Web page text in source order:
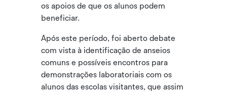
os apoios de que os alunos podem
beneficiar.
Após este período, foi aberto debate
com vista à identificação de anseios
comuns e possíveis encontros para
demonstrações laboratoriais com os
alunos das escolas visitantes, que assim